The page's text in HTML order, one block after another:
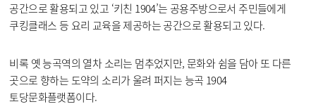
공간으로 활용되고 있고 ‘키친 1904’는 공용주방으로서 주민들에게
쿠킹클래스 등 요리 교육을 제공하는 공간으로 활용되고 있다.
비록 옛 능곡역의 열차 소리는 멈추었지만, 문화와 쉼을 담아 또 다른
곳으로 향하는 도약의 소리가 울려 퍼지는 능곡 1904
토당문화플랫폼이다.